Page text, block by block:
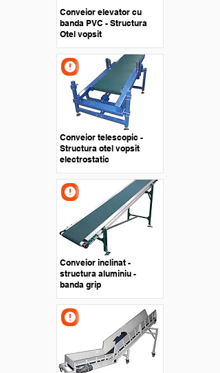
Conveior elevator cu
banda PVC - Structura
Otel vopsit
Conveior telescopic -
Structura otel vopsit
electrostatic
Conveior inclinat -
structura aluminiu -
banda grip